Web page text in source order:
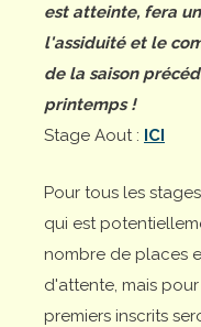
est atteinte, fera
l'assiduité et le
de la saison
printemps !
Stage Aout : ICI
Pour tous les
qui est
nombre de places
d'attente, mais
premiers inscrits